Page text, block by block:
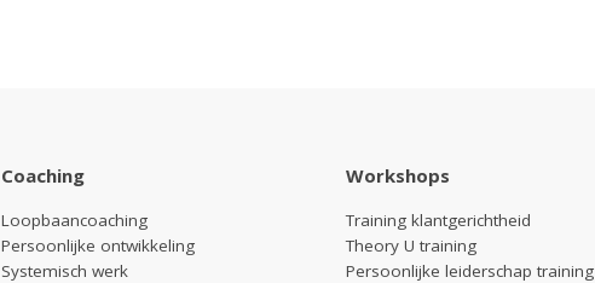
Coaching
Loopbaancoaching
Persoonlijke ontwikkeling
Systemisch werk
Workshops
Training klantgerichtheid
Theory U training
Persoonlijke leiderschap training